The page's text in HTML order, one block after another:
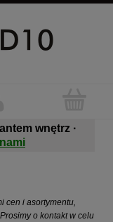
wnętrz ·
cen i asortymentu,
o kontakt w celu